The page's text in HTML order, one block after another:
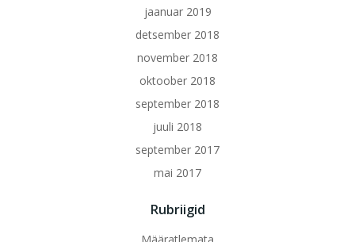
jaanuar 2019
detsember 2018
november 2018
oktoober 2018
september 2018
juuli 2018
september 2017
mai 2017
Rubriigid